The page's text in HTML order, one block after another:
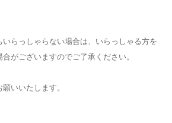
いらっしゃらない場合は、いらっしゃる方を
がございますのでご了承ください。
いいたします。